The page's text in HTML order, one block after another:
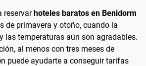
reservarhoteles baratos en Benidorm
de primavera y otoño, cuando la
las temperaturas aún son agradables.
al menos con tres meses de
puede ayudarte a conseguir tarifas